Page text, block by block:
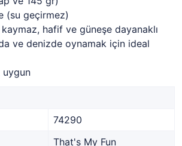
(su geçirmez)
hafif ve güneşe dayanaklı
ve denizde oynamak için ideal
74290
That's My Fun